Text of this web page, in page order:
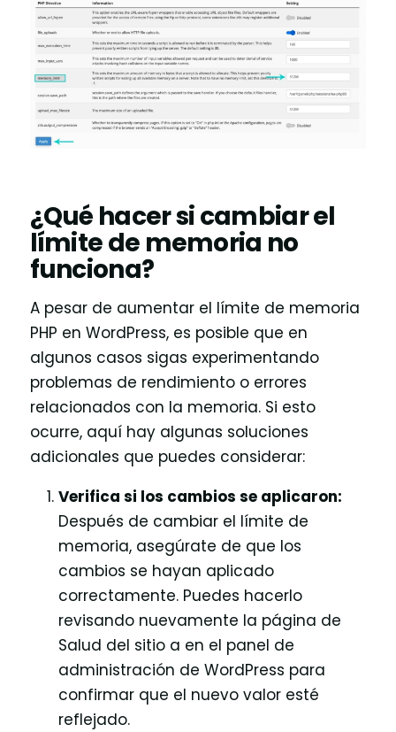
¿Qué hacer si cambiar el
límite de memoria no
funciona?
A pesar de aumentar el límite de memoria
PHP en WordPress, es posible que en
algunos casos sigas experimentando
problemas de rendimiento o errores
relacionados con la memoria. Si esto
ocurre, aquí hay algunas soluciones
adicionales que puedes considerar:
Verifica si los cambios se aplicaron:
Después de cambiar el límite de
memoria, asegúrate de que los
cambios se hayan aplicado
correctamente. Puedes hacerlo
revisando nuevamente la página de
Salud del sitio a en el panel de
administración de WordPress para
confirmar que el nuevo valor esté
reflejado.